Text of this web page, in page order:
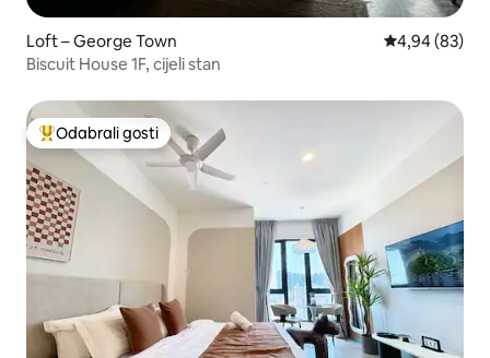
Loft – George Town Prosječna
4,94 (83)
Biscuit House 1F, cijeli stan
Među najviše rangiranima s oznakom „Odabrali gosti”
Odabrali gosti